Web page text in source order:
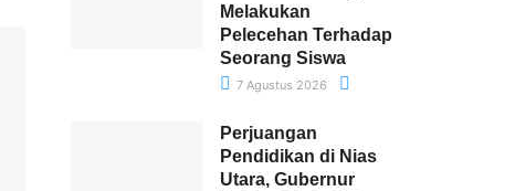
Melakukan
Pelecehan Terhadap
Seorang Siswa
7 Agustus 2026
Perjuangan
Pendidikan di Nias
Utara, Gubernur